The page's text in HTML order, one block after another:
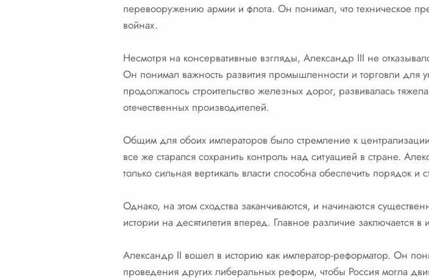
перевооружению армии и флота. Он понимал, что техническое
войнах.
Несмотря на консервативные взгляды, Александр III не
Он понимал важность развития промышленности и торговли для
продолжалось строительство железных дорог, развивалась
отечественных производителей.
Общим для обоих императоров было стремление к
все же старался сохранить контроль над ситуацией в стране.
только сильная вертикаль власти способна обеспечить порядок и
Однако, на этом сходства заканчиваются, и начинаются
истории на десятилетия вперед. Главное различие
Александр II вошел в историю как император-реформатор. Он
проведения других либеральных реформ, чтобы Россия могла